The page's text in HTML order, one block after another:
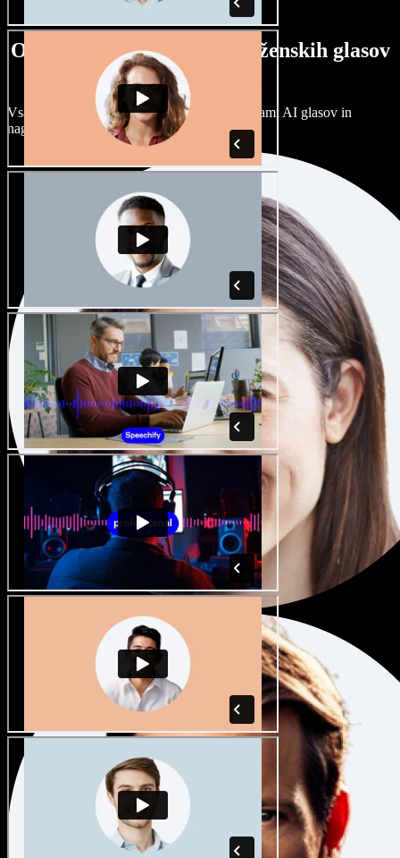
Ogromna izbira moških in ženskih glasov
ter naglasov
Vsak projekt je unikaten. Izbirajte med stotinami AI glasov in
naglasov ter jih prilagodite po svoje.